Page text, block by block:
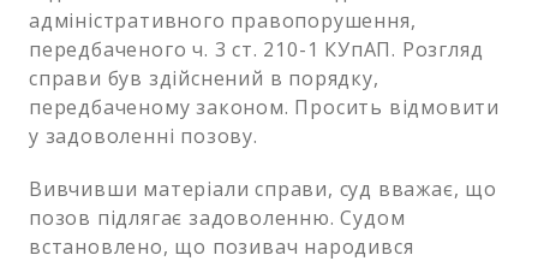
адміністративного правопорушення,
передбаченого ч. 3 ст. 210-1 КУпАП. Розгляд
справи був здійснений в порядку,
передбаченому законом. Просить відмовити
у задоволенні позову.
Вивчивши матеріали справи, суд вважає, що
позов підлягає задоволенню. Судом
встановлено, що позивач народився